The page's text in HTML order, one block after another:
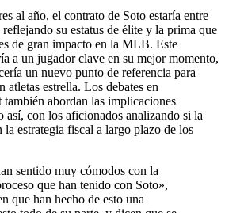
al año, el contrato de Soto estaría entre
su estatus de élite y la prima que
de gran impacto en la MLB. Este
a un jugador clave en su mejor momento,
un nuevo punto de referencia para
atletas estrella. Los debates en
abordan las implicaciones
así, con los aficionados analizando si la
estrategia fiscal a largo plazo de los
sentido muy cómodos con la
que han tenido con Soto»,
que han hecho de esto una